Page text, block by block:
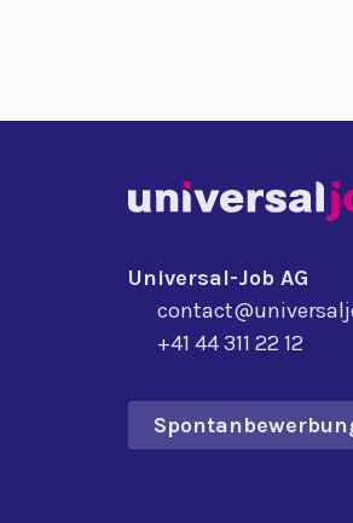
Universal-Job AG
+41 44 311 22 12